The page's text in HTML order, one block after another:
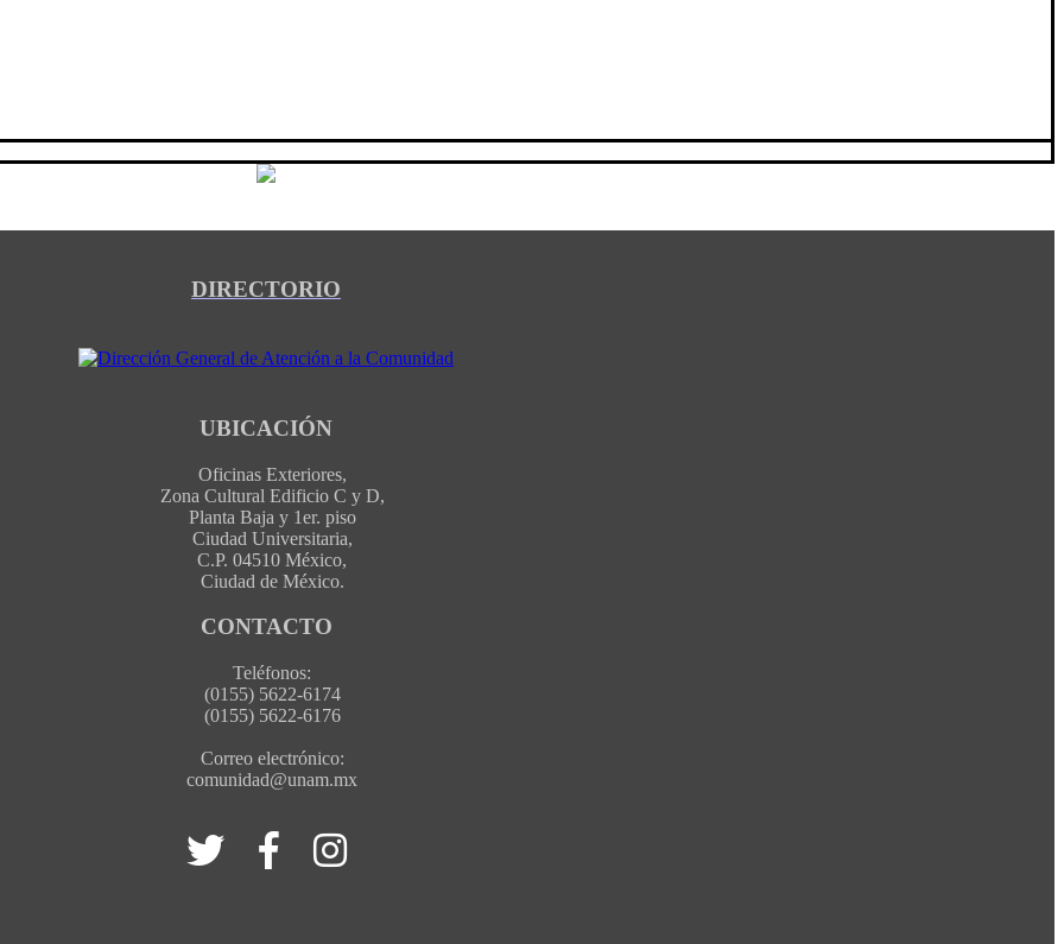
DIRECTORIO
UBICACIÓN
Oficinas Exteriores,
Zona Cultural Edificio C y D,
Planta Baja y 1er. piso
Ciudad Universitaria,
C.P. 04510 México,
Ciudad de México.
CONTACTO
Teléfonos:
(0155) 5622-6174
(0155) 5622-6176
Correo electrónico:
comunidad@unam.mx